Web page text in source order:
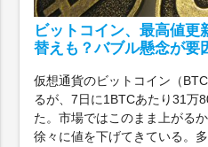
ビットコイン、最高値更
替えも？バブル懸念が要
仮想通貨のビットコイン（
るが、7日に1BTCあたり31万
た。市場ではこのまま上がる
徐々に値を下げてきている。